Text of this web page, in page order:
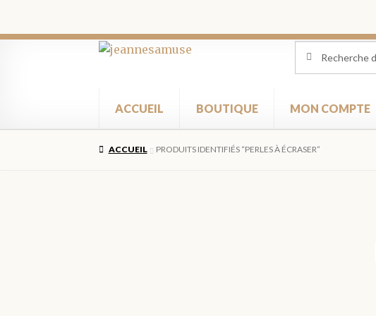
Aller
navigation
Aller
pour :
ACCUEIL BOUTIQUE MON COMPTE
ACCUEIL PRODUITS IDENTIFIÉS “PERLES À ÉCRASER”